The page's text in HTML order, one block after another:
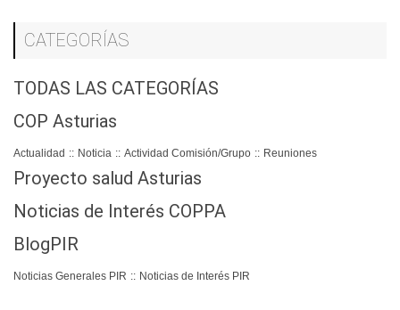
CATEGORÍAS
TODAS LAS CATEGORÍAS
COP Asturias
Actualidad :: Noticia :: Actividad Comisión/Grupo :: Reuniones
Proyecto salud Asturias
Noticias de Interés COPPA
BlogPIR
Noticias Generales PIR :: Noticias de Interés PIR